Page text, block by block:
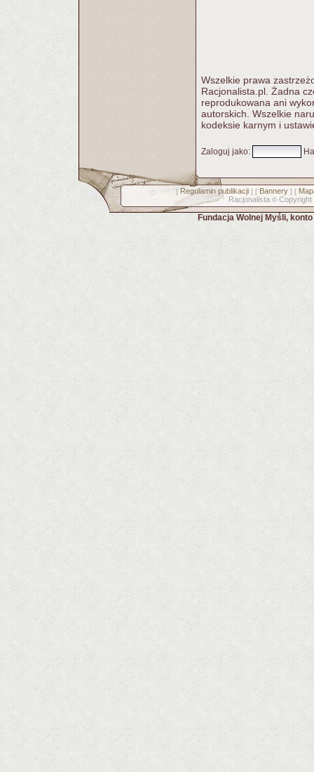
Wszelkie prawa
Racjonalista.pl. Żadna
reprodukowana ani
autorskich. Wszelkie
kodeksie karnym i
Zaloguj jako:
[ Regulamin publikacji] [ Bannery] [
Racjonalista © Copyright
Fundacja Wolnej Myśli,